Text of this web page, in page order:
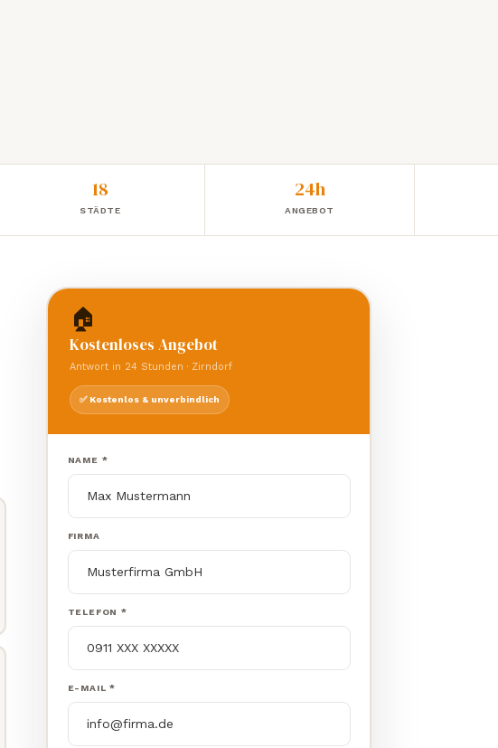
18
STÄDTE
24h
ANGEBOT
🏠
Kostenloses Angebot
Antwort in 24 Stunden · Zirndorf
✅ Kostenlos & unverbindlich
NAME *
FIRMA
TELEFON *
E-MAIL *